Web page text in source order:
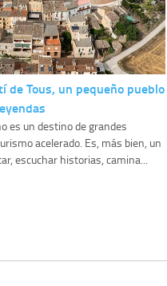
de Tous, un pequeño pueblo
es un destino de grandes
acelerado. Es, más bien, un
escuchar historias, camina...